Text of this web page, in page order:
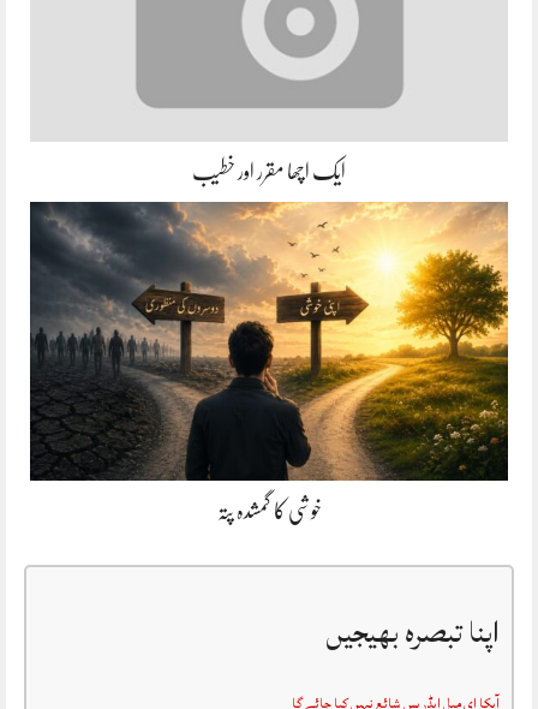
ایک اچھا مقرر اور خطیب
خوشی کا گمشدہ پتہ
اپنا تبصرہ بھیجیں